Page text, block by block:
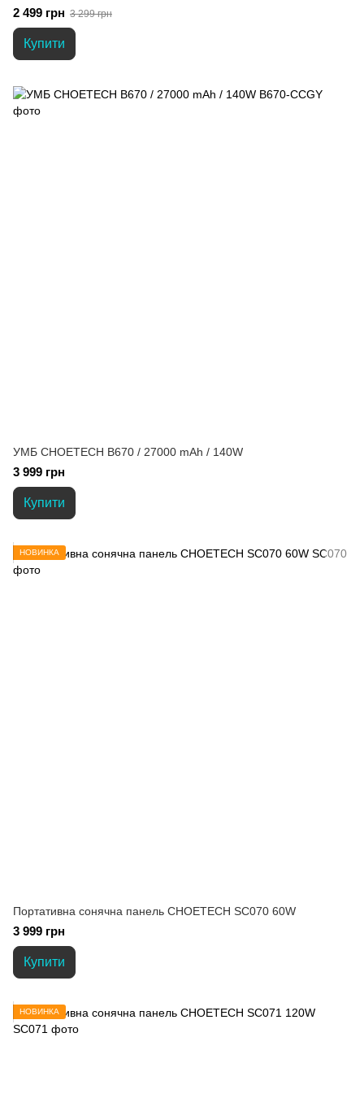
2 499 грн 3 299 грн
Купити
УМБ CHOETECH B670 / 27000 mAh / 140W
3 999 грн
Купити
НОВИНКА
Портативна сонячна панель CHOETECH SC070 60W
3 999 грн
Купити
НОВИНКА